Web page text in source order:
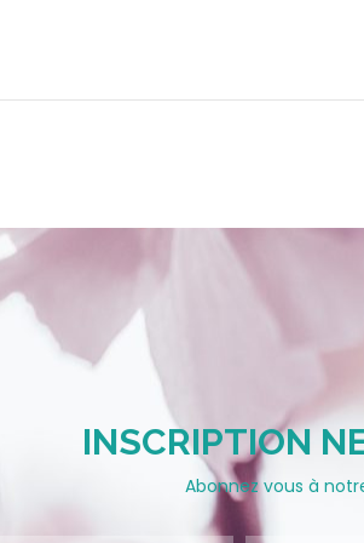
INSCRIPTION
Abonnez vous à